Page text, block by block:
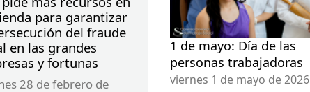
de la igualdad entre
y mujeres.
para garantizar
del fraude
en las grandes
y fortunas
1 de mayo: Día de las
personas trabajadoras
viernes 1 de mayo de 2026